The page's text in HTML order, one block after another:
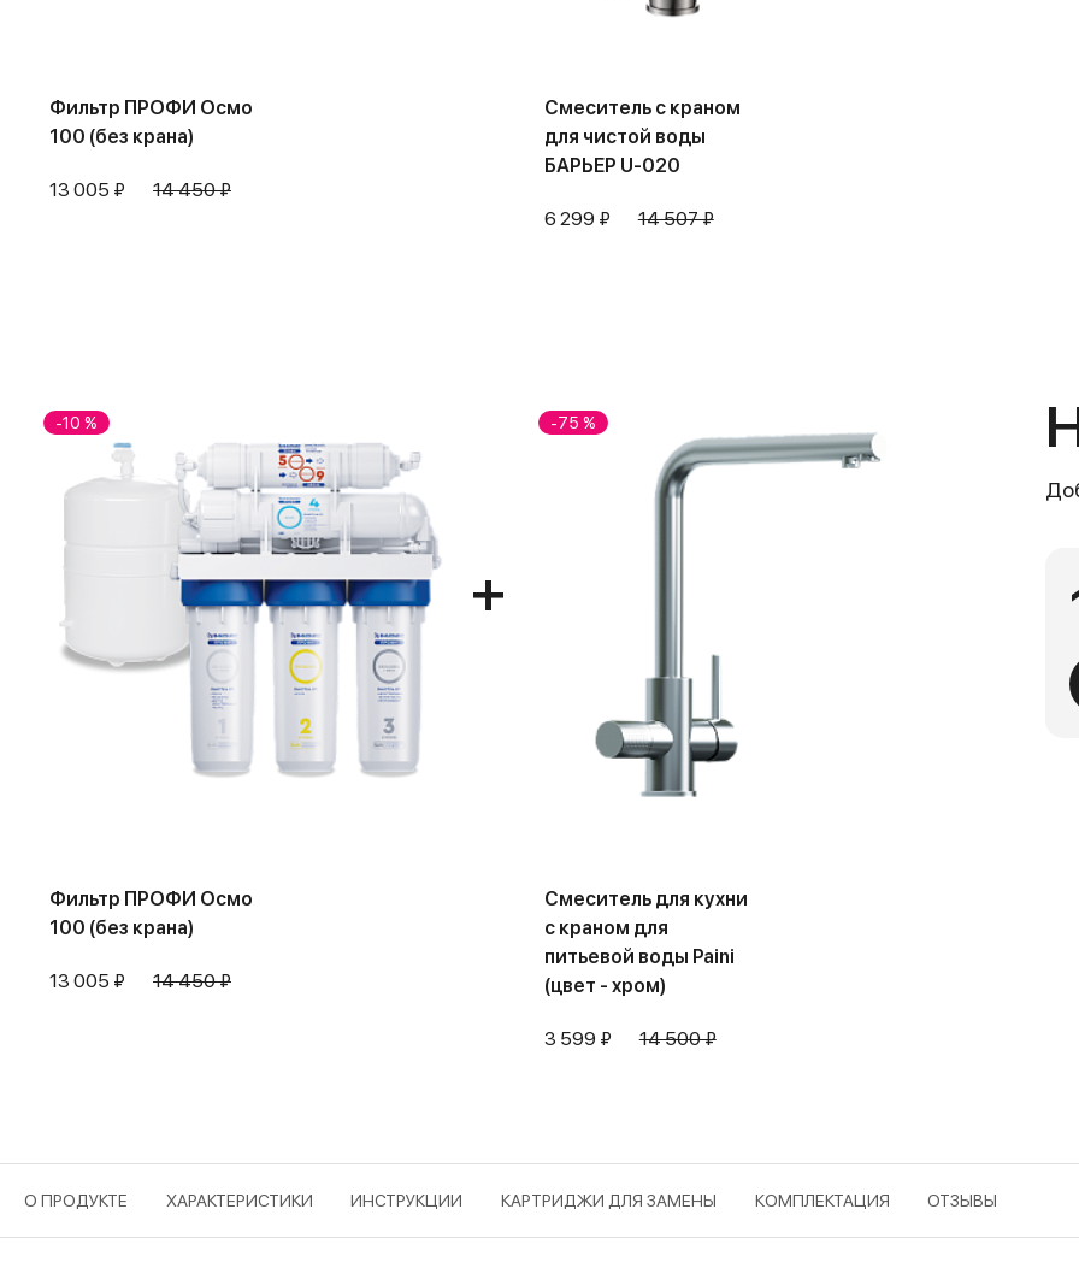
Фильтр ПРОФИ Осмо
100 (без крана)
13 005 ₽ 14 450 ₽
Смеситель с краном
для чистой воды
БАРЬЕР U-020
6 299 ₽ 14 507 ₽
Фильтр ПРОФИ Осмо
100 (без крана)
13 005 ₽ 14 450 ₽
-10 %
Смеситель для кухни
с краном для
питьевой воды Paini
(цвет - хром)
3 599 ₽ 14 500 ₽
-75 %
О ПРОДУКТЕ ХАРАКТЕРИСТИКИ ИНСТРУКЦИИ КАРТРИДЖИ ДЛЯ ЗАМЕНЫ КОМПЛЕКТАЦИЯ ОТЗЫВЫ